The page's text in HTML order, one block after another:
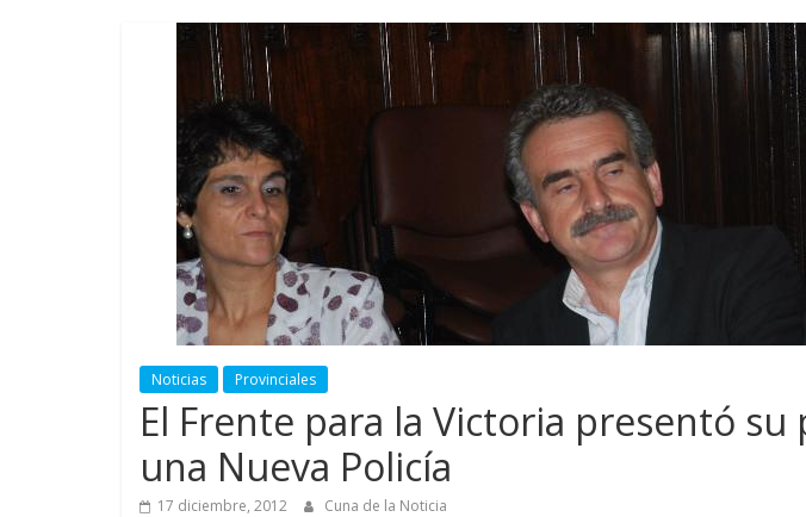
Noticias Provinciales
El Frente para la Victoria presentó su
una Nueva Policía
17 diciembre, 2012 Cuna de la Noticia